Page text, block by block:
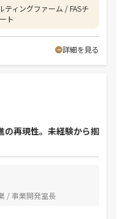
ティングファーム / FASチ
ト
詳細を見る
再現性。未経験から掴
/ 事業開発室長